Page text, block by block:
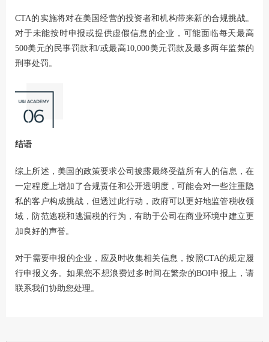
CTA的实施将对在美国经营的投资者和机构带来新的合规挑战。
对于未能按时申报或提供虚假信息的企业，可能面临每天最高
500美元的民事罚款和/或最高10,000美元罚款及最多两年监禁的
刑事处罚。
结语
综上所述，美国的政策要求公司披露最终受益所有人的信息，在
一定程度上增加了合规责任和公开透明度，可能会对一些注重隐
私的客户构成挑战，但透过此行动，政府可以更好地监管税收领
域，防范逃税和逃漏税的行为，有助于公司在商业环境中建立更
加良好的声誉。
对于需要申报的企业，应及时收集相关信息，按照CTA的规定履
行申报义务。如果您不想浪费过多时间在繁杂的BOI申报上，请
联系我们协助您处理。